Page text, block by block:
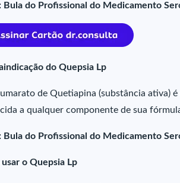
Bula do Profissional do Medicamento
do Quepsia Lp
de Quetiapina (substância ativa)
a qualquer componente de sua
Bula do Profissional do Medicamento
o Quepsia Lp